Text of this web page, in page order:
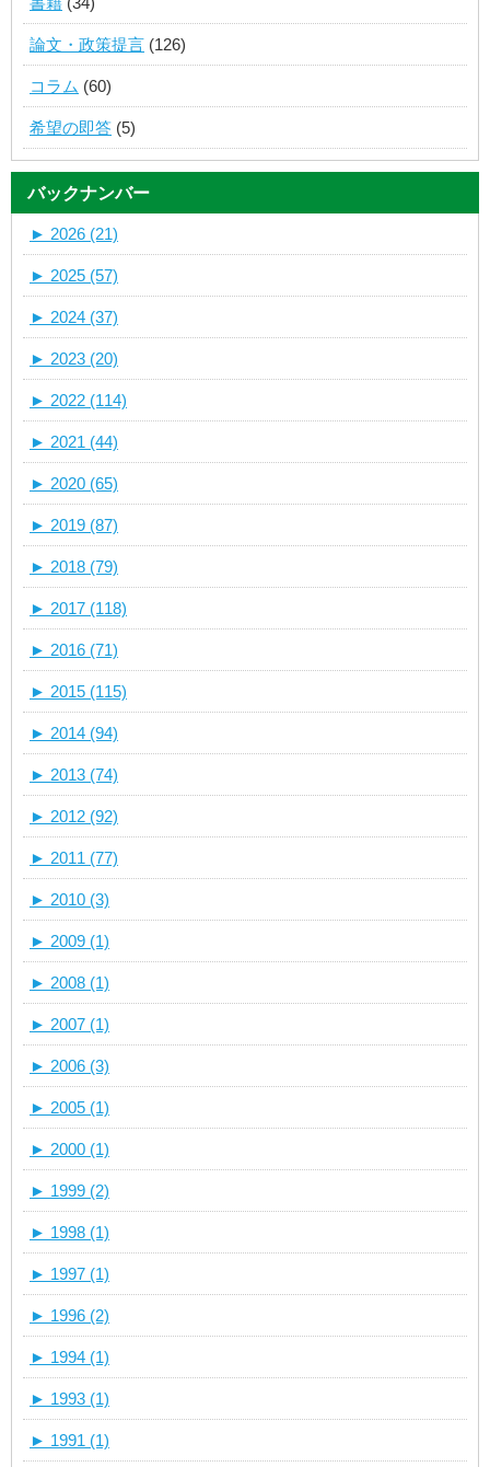
論文・政策提言 (126)
コラム (60)
希望の即答 (5)
バックナンバー
► 2026 (21)
► 2025 (57)
► 2024 (37)
► 2023 (20)
► 2022 (114)
► 2021 (44)
► 2020 (65)
► 2019 (87)
► 2018 (79)
► 2017 (118)
► 2016 (71)
► 2015 (115)
► 2014 (94)
► 2013 (74)
► 2012 (92)
► 2011 (77)
► 2010 (3)
► 2009 (1)
► 2008 (1)
► 2007 (1)
► 2006 (3)
► 2005 (1)
► 2000 (1)
► 1999 (2)
► 1998 (1)
► 1997 (1)
► 1996 (2)
► 1994 (1)
► 1993 (1)
► 1991 (1)